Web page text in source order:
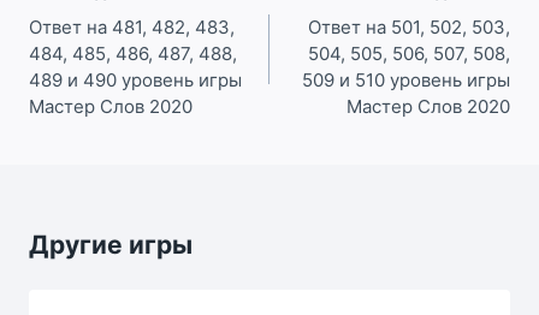
по
записям
Ответ на 481, 482, 483,
484, 485, 486, 487, 488,
489 и 490 уровень игры
Мастер Слов 2020
Ответ на 501, 502, 503,
504, 505, 506, 507, 508,
509 и 510 уровень игры
Мастер Слов 2020
Другие игры